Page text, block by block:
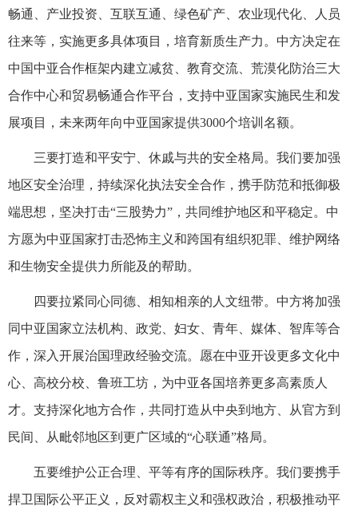
畅通、产业投资、互联互通、绿色矿产、农业现代化、人员
往来等，实施更多具体项目，培育新质生产力。中方决定在
中国中亚合作框架内建立减贫、教育交流、荒漠化防治三大
合作中心和贸易畅通合作平台，支持中亚国家实施民生和发
展项目，未来两年向中亚国家提供3000个培训名额。
三要打造和平安宁、休戚与共的安全格局。我们要加强
地区安全治理，持续深化执法安全合作，携手防范和抵御极
端思想，坚决打击“三股势力”，共同维护地区和平稳定。中
方愿为中亚国家打击恐怖主义和跨国有组织犯罪、维护网络
和生物安全提供力所能及的帮助。
四要拉紧同心同德、相知相亲的人文纽带。中方将加强
同中亚国家立法机构、政党、妇女、青年、媒体、智库等合
作，深入开展治国理政经验交流。愿在中亚开设更多文化中
心、高校分校、鲁班工坊，为中亚各国培养更多高素质人
才。支持深化地方合作，共同打造从中央到地方、从官方到
民间、从毗邻地区到更广区域的“心联通”格局。
五要维护公正合理、平等有序的国际秩序。我们要携手
捍卫国际公平正义，反对霸权主义和强权政治，积极推动平